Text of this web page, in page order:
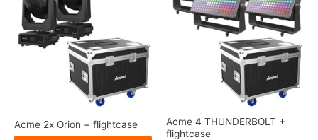
Acme 2x Orion + flightcase
Acme 4 THUNDERBOLT +
flightcase